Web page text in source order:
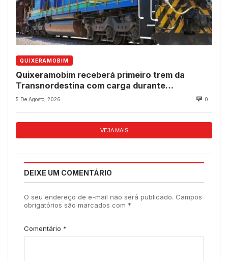
QUIXERAMOBIM
Quixeramobim receberá primeiro trem da
Transnordestina com carga durante
programação de aniversário do município
5 De Agosto, 2026 0
VEJA MAIS
DEIXE UM COMENTÁRIO
O seu endereço de e-mail não será publicado. Campos
obrigatórios são marcados com *
Comentário *